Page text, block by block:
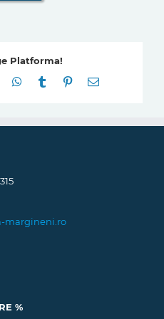
Platforma!
WhatsApp
Tumblr Pinterest
E-
margineni.ro
%